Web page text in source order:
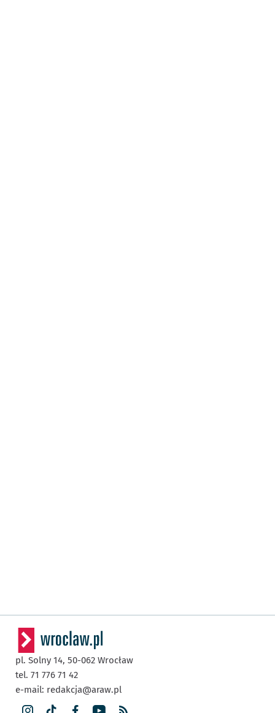
pl. Solny 14, 50-062 Wrocław
tel. 71 776 71 42
e-mail: redakcja@araw.pl